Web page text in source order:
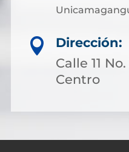

Dirección:
Calle 11
Centro